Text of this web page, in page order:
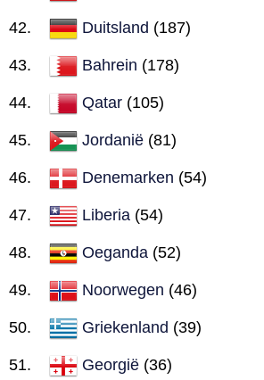
Duitsland (187)
Bahrein (178)
Qatar (105)
Jordanië (81)
Denemarken (54)
Liberia (54)
Oeganda (52)
Noorwegen (46)
Griekenland (39)
Georgië (36)